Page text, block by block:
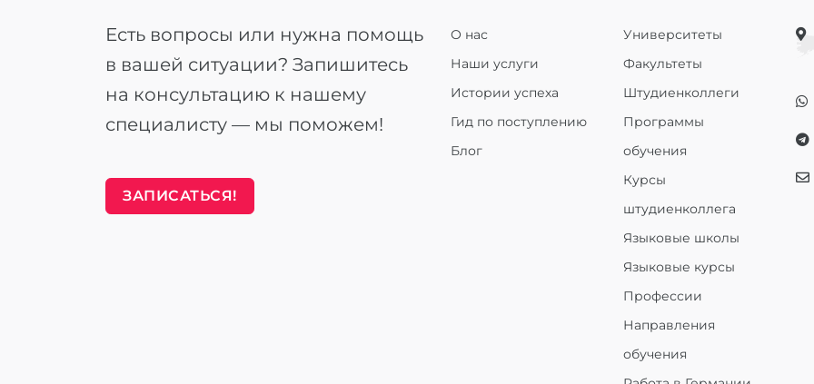
Есть вопросы или нужна помощь
в вашей ситуации? Запишитесь
на консультацию к нашему
специалисту — мы поможем!
ЗАПИСАТЬСЯ!
О нас
Наши услуги
Истории успеха
Гид по поступлению
Блог
Университеты
Факультеты
Штудиенколлеги
Программы
обучения
Курсы
штудиенколлега
Языковые школы
Языковые курсы
Профессии
Направления
обучения